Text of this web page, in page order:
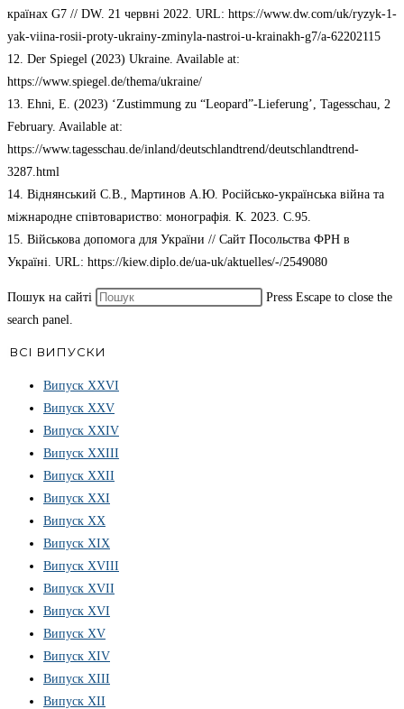
країнах G7 // DW. 21 червні 2022. URL: https://www.dw.com/uk/ryzyk-1-
yak-viina-rosii-proty-ukrainy-zminyla-nastroi-u-krainakh-g7/a-62202115
12. Der Spiegel (2023) Ukraine. Available at:
https://www.spiegel.de/thema/ukraine/
13. Ehni, E. (2023) ‘Zustimmung zu “Leopard”-Lieferung’, Tagesschau, 2
February. Available at:
https://www.tagesschau.de/inland/deutschlandtrend/deutschlandtrend-
3287.html
14. Віднянський С.В., Мартинов А.Ю. Російсько-українська війна та
міжнародне співтовариство: монографія. К. 2023. С.95.
15. Військова допомога для України // Сайт Посольства ФРН в
Україні. URL: https://kiew.diplo.de/ua-uk/aktuelles/-/2549080
Пошук на сайті
Press Escape to close the
search panel.
ВСІ ВИПУСКИ
Випуск ХХVІ
Випуск XXV
Випуск XXIV
Випуск XXIII
Випуск XXII
Випуск XXI
Випуск XX
Випуск XIX
Випуск XVIII
Випуск XVII
Випуск XVI
Випуск XV
Випуск XIV
Випуск XIII
Випуск XII